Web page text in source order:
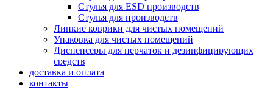
Стулья для ESD производств
Стулья для производств
Липкие коврики для чистых помещений
Упаковка для чистых помещений
Диспенсеры для перчаток и дезинфицирующих
средств
доставка и оплата
контакты